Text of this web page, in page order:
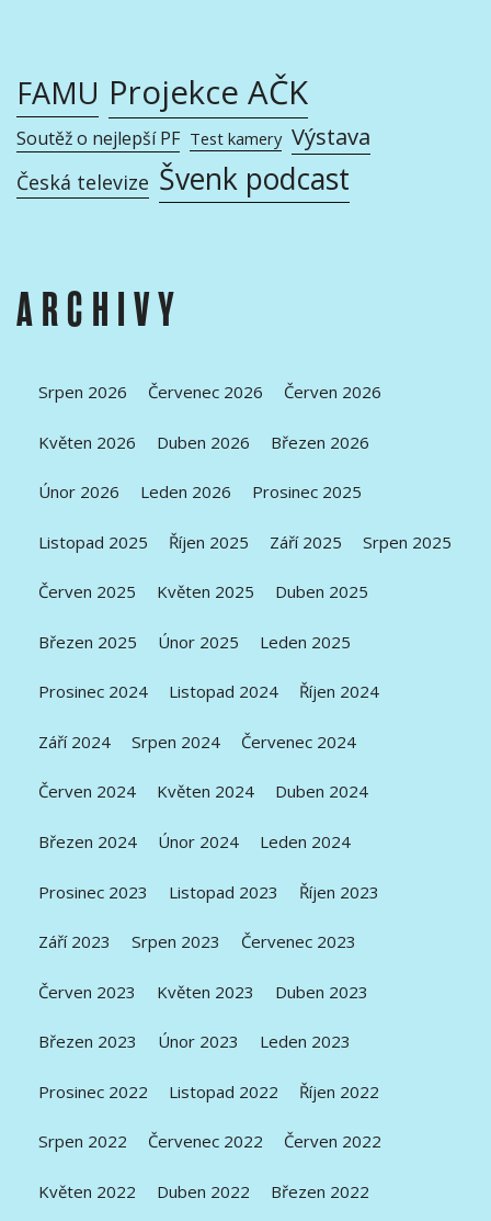
FAMU Projekce AČK
Soutěž o nejlepší PF Test kamery Výstava
Česká televize Švenk podcast
ARCHIVY
Srpen 2026 Červenec 2026 Červen 2026
Květen 2026 Duben 2026 Březen 2026
Únor 2026 Leden 2026 Prosinec 2025
Listopad 2025 Říjen 2025 Září 2025 Srpen 2025
Červen 2025 Květen 2025 Duben 2025
Březen 2025 Únor 2025 Leden 2025
Prosinec 2024 Listopad 2024 Říjen 2024
Září 2024 Srpen 2024 Červenec 2024
Červen 2024 Květen 2024 Duben 2024
Březen 2024 Únor 2024 Leden 2024
Prosinec 2023 Listopad 2023 Říjen 2023
Září 2023 Srpen 2023 Červenec 2023
Červen 2023 Květen 2023 Duben 2023
Březen 2023 Únor 2023 Leden 2023
Prosinec 2022 Listopad 2022 Říjen 2022
Srpen 2022 Červenec 2022 Červen 2022
Květen 2022 Duben 2022 Březen 2022